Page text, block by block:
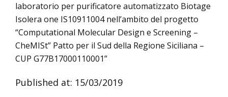
laboratorio per purificatore automatizzato Biotage
Isolera one IS10911004 nell’ambito del progetto
“Computational Molecular Design e Screening –
CheMISt” Patto per il Sud della Regione Siciliana –
CUP G77B17000110001”
Published at: 15/03/2019